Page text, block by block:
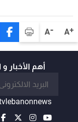
A+
A-
أهم الأخبار